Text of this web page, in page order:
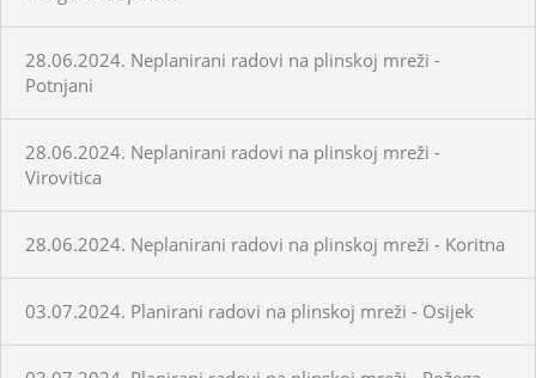
28.06.2024. Neplanirani radovi na plinskoj mreži -
Potnjani
28.06.2024. Neplanirani radovi na plinskoj mreži -
Virovitica
28.06.2024. Neplanirani radovi na plinskoj mreži - Koritna
03.07.2024. Planirani radovi na plinskoj mreži - Osijek